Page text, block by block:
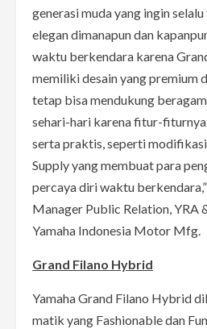
generasi muda yang ingin
elegan dimanapun dan
waktu berkendara karena
memiliki desain yang premium
tetap bisa mendukung
sehari-hari karena fitur-fiturnya
serta praktis, seperti
Supply yang membuat para
percaya diri waktu
Manager Public Relation, YRA
Yamaha Indonesia Motor Mfg.
Grand Filano Hybrid
Yamaha Grand Filano Hybrid
matik yang Fashionable dan